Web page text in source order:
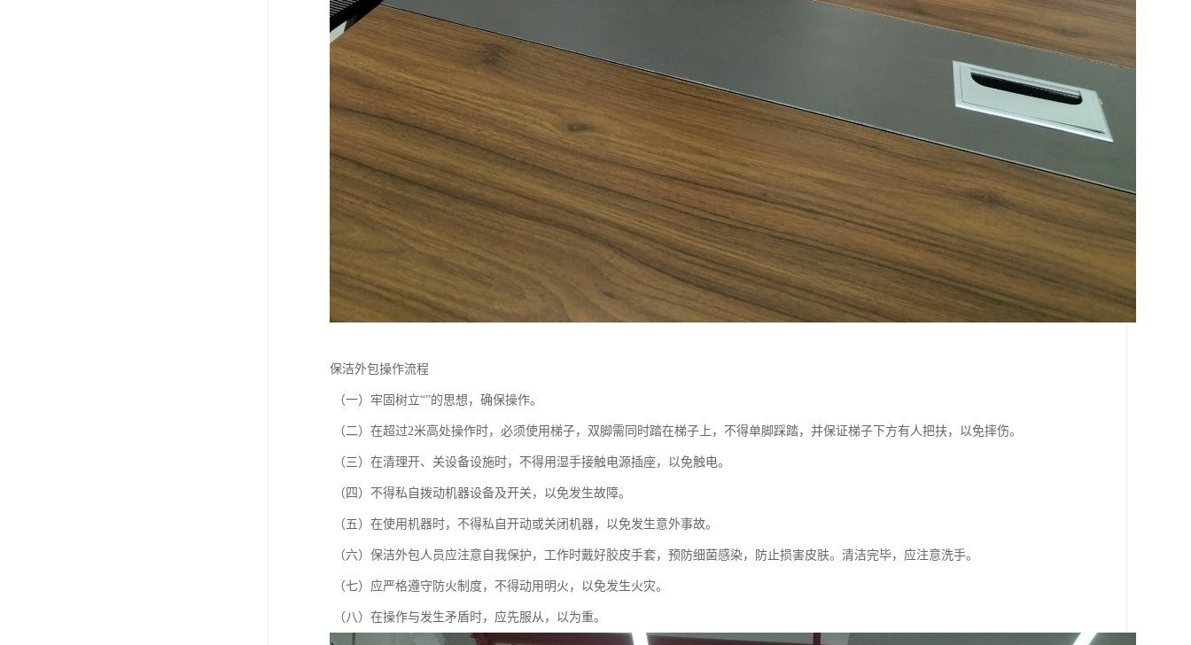
保洁外包操作流程
（一）牢固树立“”的思想，确保操作。
（二）在超过2米高处操作时，必须使用梯子，双脚需同时踏在梯子上，不得单脚踩踏，并保证梯子下方有人把扶，以免摔伤。
（三）在清理开、关设备设施时，不得用湿手接触电源插座，以免触电。
（四）不得私自拨动机器设备及开关，以免发生故障。
（五）在使用机器时，不得私自开动或关闭机器，以免发生意外事故。
（六）保洁外包人员应注意自我保护，工作时戴好胶皮手套，预防细菌感染，防止损害皮肤。清洁完毕，应注意洗手。
（七）应严格遵守防火制度，不得动用明火，以免发生火灾。
（八）在操作与发生矛盾时，应先服从，以为重。